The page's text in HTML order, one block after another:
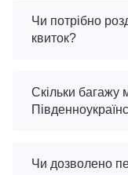
Чи потрібно
квиток?
Скільки багажу
Чи дозволено